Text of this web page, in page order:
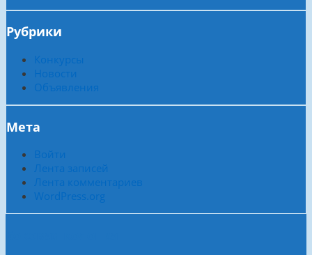
Рубрики
Конкурсы
Новости
Объявления
Мета
Войти
Лента записей
Лента комментариев
WordPress.org